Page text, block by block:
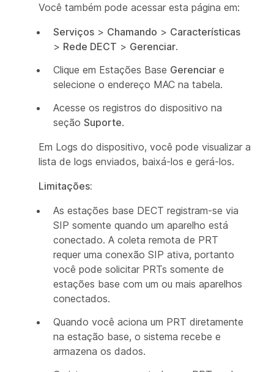
Você também pode acessar esta página em:
Serviços > Chamando > Características
> Rede DECT > Gerenciar.
Clique em Estações Base Gerenciar e
selecione o endereço MAC na tabela.
Acesse os registros do dispositivo na
seção Suporte.
Em Logs do dispositivo, você pode visualizar a
lista de logs enviados, baixá-los e gerá-los.
Limitações:
As estações base DECT registram-se via
SIP somente quando um aparelho está
conectado. A coleta remota de PRT
requer uma conexão SIP ativa, portanto
você pode solicitar PRTs somente de
estações base com um ou mais aparelhos
conectados.
Quando você aciona um PRT diretamente
na estação base, o sistema recebe e
armazena os dados.